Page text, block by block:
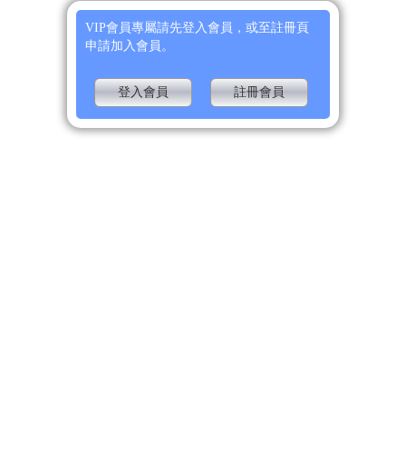
VIP會員專屬請先登入會員，或至註冊頁
申請加入會員。
登入會員 註冊會員